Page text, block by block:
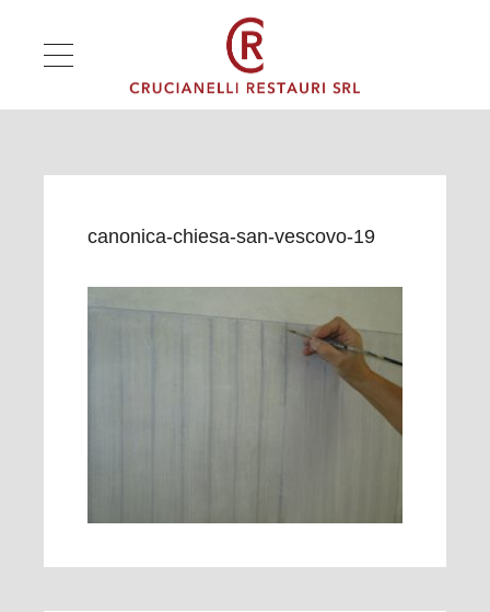
canonica-chiesa-san-vescovo-19